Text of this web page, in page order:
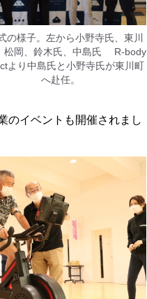
の様子。左から小野寺氏、東川
岡、鈴木氏、中島氏 R-body
より中島氏と小野寺氏が東川町
へ赴任。
のイベントも開催されまし